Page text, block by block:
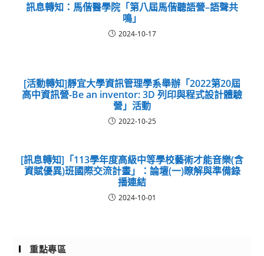
訊息轉知：馬偕醫學院「第八屆馬偕聽語營–語聲共
鳴」
2024-10-17
[活動轉知]靜宜大學資訊管理學系舉辦「2022第20屆
高中資訊營-Be an inventor: 3D 列印與程式設計體驗
營」活動
2022-10-25
[訊息轉知]「113學年度高級中等學校藝術才能音樂(含
資賦優異)班國際交流計畫」：論壇(一)瞭解與準備錄
播連結
2024-10-01
重點專區